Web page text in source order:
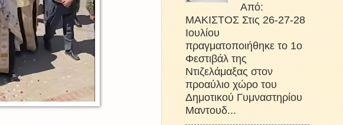
Από:
ΜΑΚΙΣΤΟΣ Στις 26-27-28
Ιουλίου
πραγματοποιήθηκε το 1ο
Φεστιβάλ της
Ντιζελάμαξας στον
προαύλιο χώρο του
Δημοτικού Γυμναστηρίου
Μαντουδ...